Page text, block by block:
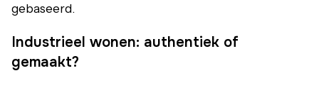
gebaseerd.
Industrieel wonen: authentiek of
gemaakt?